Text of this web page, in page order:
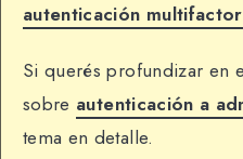
autenticación multifactor
Si querés profundizar en
sobre autenticación a
tema en detalle.